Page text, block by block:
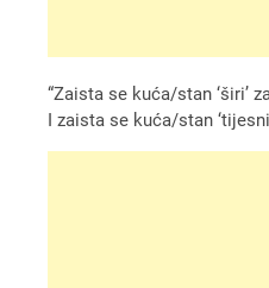
“Zaista se kuća/stan ‘širi’
I zaista se kuća/stan